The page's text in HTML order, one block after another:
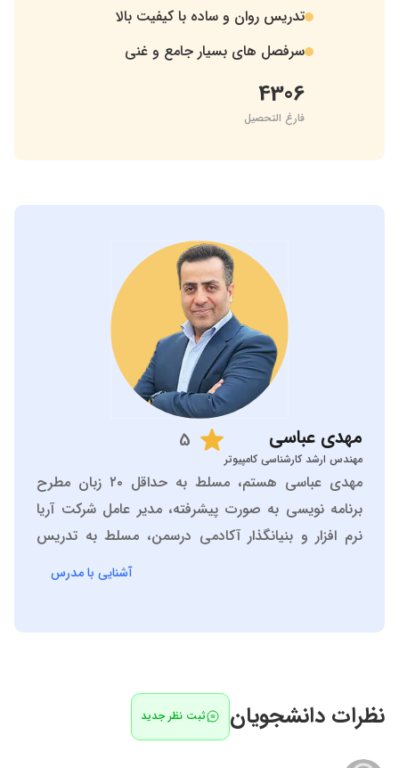
. تدریس روان و ساده با کیفیت بالا
. سرفصل های بسیار جامع و غنی
4306
فارغ التحصیل
مهدی عباسی
مهندس ارشد کارشناسی کامپیوتر
5
مهدی عباسی هستم، مسلط به حداقل ۲۰ زبان مطرح
برنامه نویسی به صورت پیشرفته، مدیر عامل شرکت آریا
نرم افزار و بنیانگذار آکادمی درسمن، مسلط به تدریس
دروس تخصصی کاردانی و کارشناسی کامپیوتر، پایگاه داده
آشنایی با مدرس
نظرات دانشجویان ثبت نظر جدید